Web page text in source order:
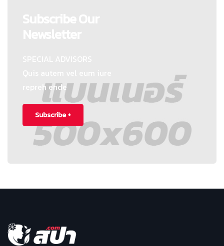
repreh ende
Subscribe +